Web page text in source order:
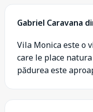
Gabriel Caravana
Vila Monica este o
care le place
pădurea este